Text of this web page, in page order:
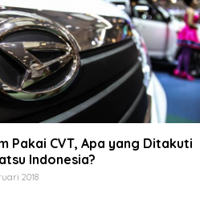
Pakai CVT, Apa yang Ditakuti
Indonesia?
2018